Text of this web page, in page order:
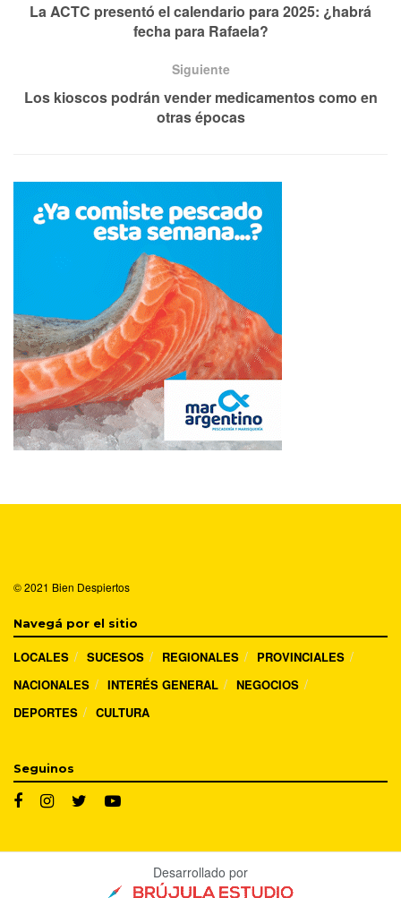
La ACTC presentó el calendario para 2025: ¿habrá
fecha para Rafaela?
Siguiente
Los kioscos podrán vender medicamentos como en
otras épocas
© 2021 Bien Despiertos
Navegá por el sitio
LOCALES SUCESOS REGIONALES
PROVINCIALES
NACIONALES
INTERÉS GENERAL
NEGOCIOS
DEPORTES
CULTURA
Seguinos
Desarrollado por